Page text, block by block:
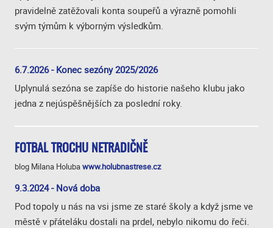
pravidelně zatěžovali konta soupeřů a výrazně pomohli
svým týmům k výborným výsledkům.
6.7.2026 - Konec sezóny 2025/2026
Uplynulá sezóna se zapíše do historie našeho klubu jako
jedna z nejúspěšnějších za poslední roky.
FOTBAL TROCHU NETRADIČNĚ
blog Milana Holubawww.holubnastrese.cz
9.3.2024 - Nová doba
Pod topoly u nás na vsi jsme ze staré školy a když jsme ve
městě v přáteláku dostali na prdel, nebylo nikomu do řeči.